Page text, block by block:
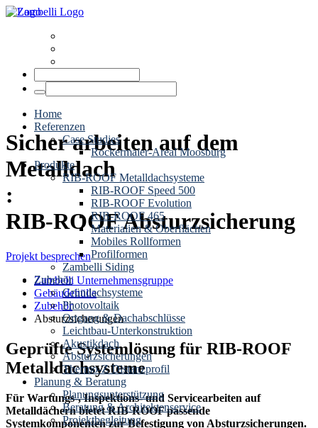
Home
Referenzen
Case Studies
Rockermaier-Areal Moosburg
Produkte
RIB-ROOF Metalldachsysteme
RIB-ROOF Speed 500
RIB-ROOF Evolution
RIB-ROOF 465
Materialien & Oberflächen
Mobiles Rollformen
Profilformen
Zambelli Siding
Zubehör
Gründachsysteme
Photovoltaik
Ortgang & Dachabschlüsse
Leichtbau-Unterkonstruktion
Akustikdach
Absturzsicherungen
Thermo-Z Distanzprofil
Planung & Beratung
Planungsunterstützung
Beratung & Architektenservice
Projektbegleitung
Sicher arbeiten auf dem
Metalldach
:
RIB-ROOF Absturzsicherung
Projekt besprechen
Zambelli Unternehmensgruppe
Gebäudehülle
Zubehör
Absturzsicherungen
Geprüfte Systemlösung für RIB-ROOF
Metalldachsysteme
Für Wartungs-, Inspektions- und Servicearbeiten auf
Metalldächern bietet RIB-ROOF passende
Systemkomponenten zur Befestigung von Absturzsicherungen.